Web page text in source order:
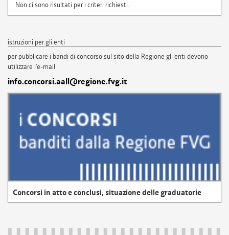
Non ci sono risultati per i criteri richiesti.
istruzioni per gli enti
per pubblicare i bandi di concorso sul sito della Regione gli enti devono
utilizzare l'e-mail
info.concorsi.aall@regione.fvg.it
Concorsi in atto e conclusi, situazione delle graduatorie